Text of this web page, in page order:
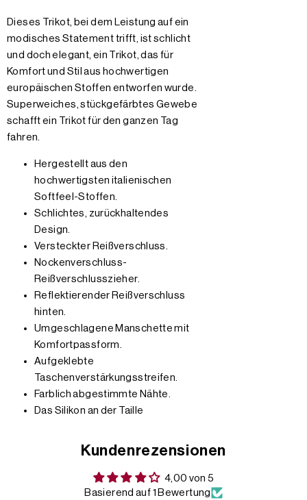
Dieses Trikot, bei dem Leistung auf ein
modisches Statement trifft, ist schlicht
und doch elegant, ein Trikot, das für
Komfort und Stil aus hochwertigen
europäischen Stoffen entworfen wurde.
Superweiches, stückgefärbtes Gewebe
schafft ein Trikot für den ganzen Tag
fahren.
Hergestellt aus den
hochwertigsten italienischen
Softfeel-Stoffen.
Schlichtes, zurückhaltendes
Design.
Versteckter Reißverschluss.
Nockenverschluss-
Reißverschlusszieher.
Reflektierender Reißverschluss
hinten.
Umgeschlagene Manschette mit
Komfortpassform.
Aufgeklebte
Taschenverstärkungsstreifen.
Farblich abgestimmte Nähte.
Das Silikon an der Taille
Kundenrezensionen
4,00 von 5
Basierend auf 1 Bewertung